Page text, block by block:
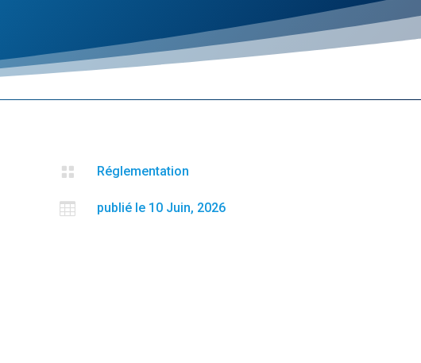
 Réglementation
 publié le 10 Juin, 2026